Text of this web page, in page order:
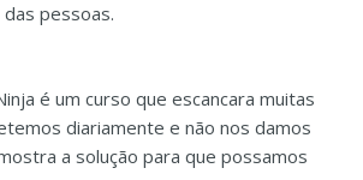
pessoas.
é um curso que escancara muitas
diariamente e não nos damos
a solução para que possamos